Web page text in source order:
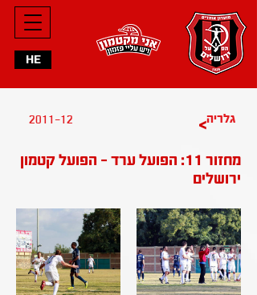
HE
2011-12 >גלריה
מחזור 11: הפועל ערד - הפועל קטמון
ירושלים